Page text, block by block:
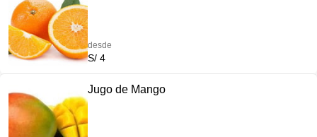
desde
S/ 4
Jugo de Mango